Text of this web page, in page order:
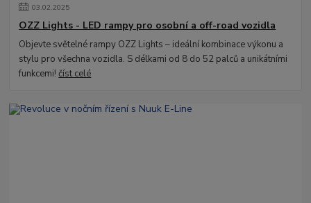
03.02.2025
OZZ Lights - LED rampy pro osobní a off-road vozidla
Objevte světelné rampy OZZ Lights – ideální kombinace výkonu a
stylu pro všechna vozidla. S délkami od 8 do 52 palců a unikátními
funkcemi!číst celé